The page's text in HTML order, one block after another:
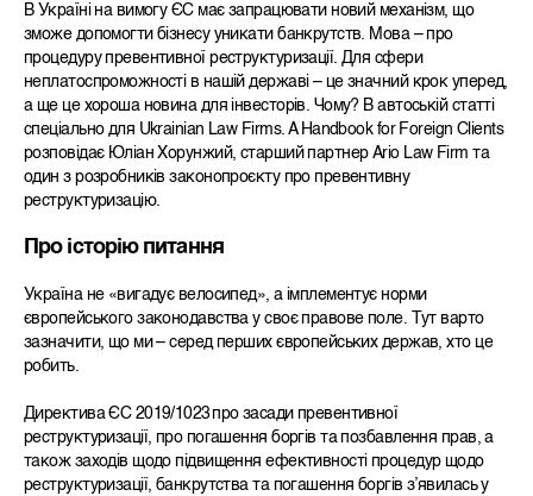
В Україні на вимогу ЄС має запрацювати новий механізм, що
зможе допомогти бізнесу уникати банкрутств. Мова – про
процедуру превентивної реструктуризації. Для сфери
неплатоспроможності в нашій державі – це значний крок уперед,
а ще це хороша новина для інвесторів. Чому? В автоській статті
спеціально для Ukrainian Law Firms. A Handbook for Foreign Clients
розповідає Юліан Хорунжий, старший партнер Ario Law Firm та
один з розробників законопроєкту про превентивну
реструктуризацію.
Про історію питання
Україна не «вигадує велосипед», а імплементує норми
європейського законодавства у своє правове поле. Тут варто
зазначити, що ми – серед перших європейських держав, хто це
робить.
Директива ЄС 2019/1023 про засади превентивної
реструктуризації, про погашення боргів та позбавлення прав, а
також заходів щодо підвищення ефективності процедур щодо
реструктуризації, банкрутства та погашення боргів зʼявилась у